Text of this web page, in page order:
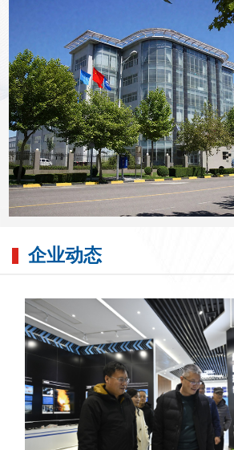
企业动态